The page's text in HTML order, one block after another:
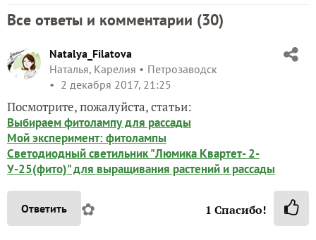
Все ответы и комментарии (30)
Natalya_Filatova
Наталья, Карелия
Петрозаводск
2 декабря 2017, 21:25
Посмотрите, пожалуйста, статьи:
Выбираем фитолампу для рассады
Мой эксперимент: фитолампы
Светодиодный светильник "Люмика Квартет- 2-
У-25(фито)" для выращивания растений и рассады
Ответить ✿ 1 Спасибо!